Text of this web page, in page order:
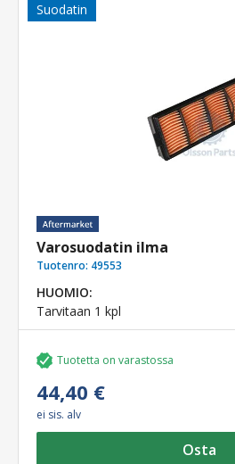
Suodatin
Varosuodatin ilma
Tuotenro: 49553
HUOMIO:
Tarvitaan 1 kpl
Tuotetta on varastossa
44,40 €
ei sis. alv
Osta